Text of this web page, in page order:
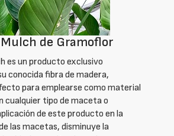
de Gramoflor
es un producto exclusivo
conocida fibra de madera,
para emplearse como material
cualquier tipo de maceta o
de este producto en la
las macetas, disminuye la